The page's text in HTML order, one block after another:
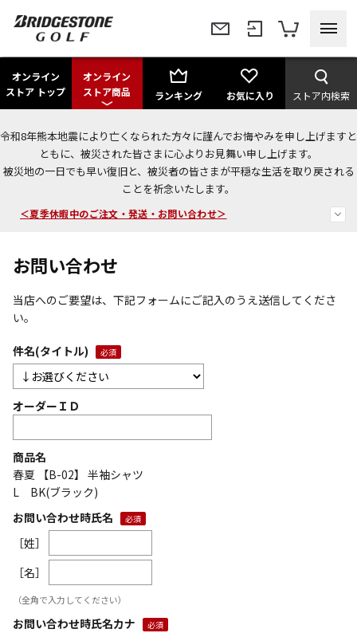
オンライン
ストア トップ
オンライン
ストア商品
ランキング お気に入り ストア内検索
令和8年熊本地震により亡くなられた方々に謹んでお悔やみを申し上げますと
ともに、被災された皆さまに心よりお見舞い申し上げます。
被災地の一日でも早い復旧と、被災者の皆さまが平穏な生活を取り戻される
ことを祈念いたします。
今なら新規会員登録で1,000円OFFクーポンプレゼント！
＜商品配送に関するお知らせ＞
＜夏季休暇中のご注文・発送・お問い合わせ＞
お問い合わせ
当店へのご要望は、下記フォームにご記入のうえ送信してくださ
い。
件名(タイトル)
オーダーＩＤ
商品名
春夏 【B-02】 半袖シャツ
L BK(ブラック)
お問い合わせ時氏名
［姓］
［名］
（全角で入力してください）
お問い合わせ時氏名カナ